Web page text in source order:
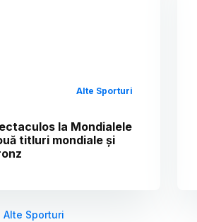
Alte Sporturi
la Mondialele
titluri mondiale și
Alte Sporturi